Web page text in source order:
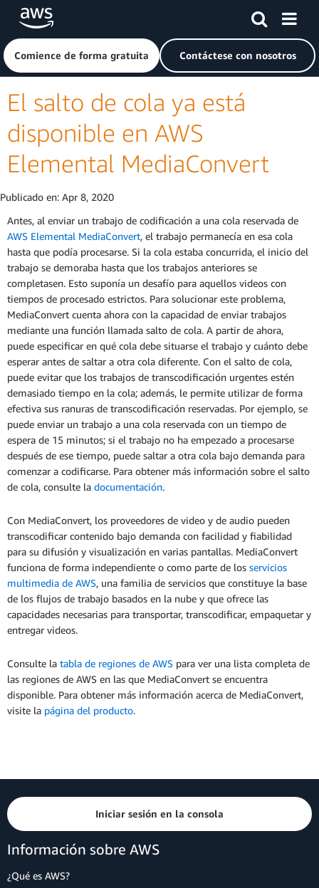
Saltar al contenido principal
Haga clic aquí para volver a la página de inicio de Amazon
Comience de forma gratuita Contáctese con nosotros
El salto de cola ya está
disponible en AWS
Elemental MediaConvert
Publicado en: Apr 8, 2020
Antes, al enviar un trabajo de codificación a una cola reservada de
AWS Elemental MediaConvert, el trabajo permanecía en esa cola
hasta que podía procesarse. Si la cola estaba concurrida, el inicio del
trabajo se demoraba hasta que los trabajos anteriores se
completasen. Esto suponía un desafío para aquellos videos con
tiempos de procesado estrictos. Para solucionar este problema,
MediaConvert cuenta ahora con la capacidad de enviar trabajos
mediante una función llamada salto de cola. A partir de ahora,
puede especificar en qué cola debe situarse el trabajo y cuánto debe
esperar antes de saltar a otra cola diferente. Con el salto de cola,
puede evitar que los trabajos de transcodificación urgentes estén
demasiado tiempo en la cola; además, le permite utilizar de forma
efectiva sus ranuras de transcodificación reservadas. Por ejemplo, se
puede enviar un trabajo a una cola reservada con un tiempo de
espera de 15 minutos; si el trabajo no ha empezado a procesarse
después de ese tiempo, puede saltar a otra cola bajo demanda para
comenzar a codificarse. Para obtener más información sobre el salto
de cola, consulte la documentación.
Con MediaConvert, los proveedores de video y de audio pueden
transcodificar contenido bajo demanda con facilidad y fiabilidad
para su difusión y visualización en varias pantallas. MediaConvert
funciona de forma independiente o como parte de los servicios
multimedia de AWS, una familia de servicios que constituye la base
de los flujos de trabajo basados en la nube y que ofrece las
capacidades necesarias para transportar, transcodificar, empaquetar y
entregar videos.
Consulte la tabla de regiones de AWS para ver una lista completa de
las regiones de AWS en las que MediaConvert se encuentra
disponible. Para obtener más información acerca de MediaConvert,
visite la página del producto.
Iniciar sesión en la consola
Información sobre AWS
¿Qué es AWS?